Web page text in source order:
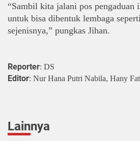
“Sambil kita jalani pos pengaduan
untuk bisa dibentuk lembaga
sejenisnya,” pungkas Jihan.
Reporter: DS
Editor: Nur Hana Putri Nabila, Hany
Lainnya